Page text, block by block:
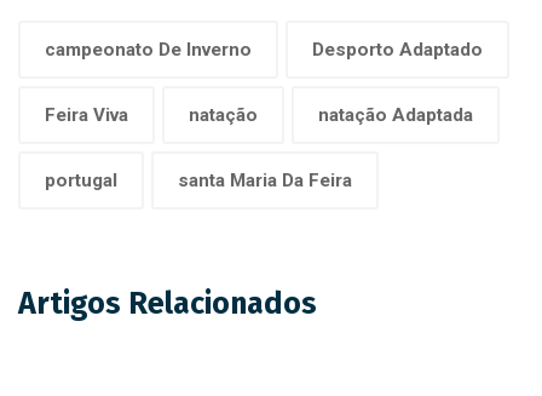
campeonato De Inverno Desporto Adaptado
Feira Viva natação natação Adaptada
portugal santa Maria Da Feira
Artigos Relacionados